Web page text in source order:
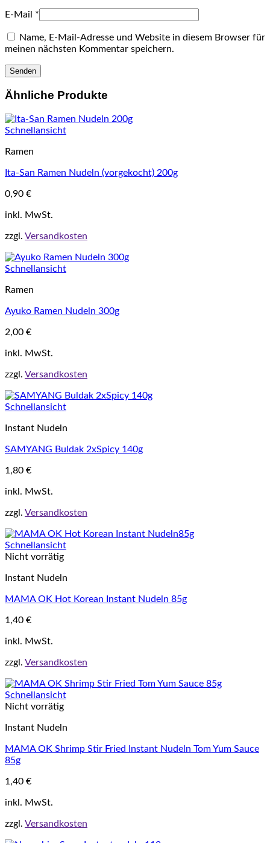
E-Mail *
Name, E-Mail-Adresse und Website in diesem Browser für
meinen nächsten Kommentar speichern.
Ähnliche Produkte
Schnellansicht
Ramen
Ita-San Ramen Nudeln (vorgekocht) 200g
0,90 €
inkl. MwSt.
zzgl. Versandkosten
Schnellansicht
Ramen
Ayuko Ramen Nudeln 300g
2,00 €
inkl. MwSt.
zzgl. Versandkosten
Schnellansicht
Instant Nudeln
SAMYANG Buldak 2xSpicy 140g
1,80 €
inkl. MwSt.
zzgl. Versandkosten
Schnellansicht
Nicht vorrätig
Instant Nudeln
MAMA OK Hot Korean Instant Nudeln 85g
1,40 €
inkl. MwSt.
zzgl. Versandkosten
Schnellansicht
Nicht vorrätig
Instant Nudeln
MAMA OK Shrimp Stir Fried Instant Nudeln Tom Yum Sauce
85g
1,40 €
inkl. MwSt.
zzgl. Versandkosten